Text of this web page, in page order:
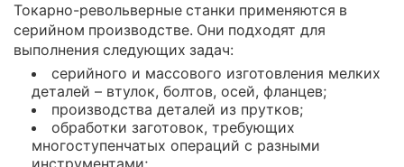
Токарно-револьверные станки применяются в
серийном производстве. Они подходят для
выполнения следующих задач:
серийного и массового изготовления мелких
деталей – втулок, болтов, осей, фланцев;
производства деталей из прутков;
обработки заготовок, требующих
многоступенчатых операций с разными